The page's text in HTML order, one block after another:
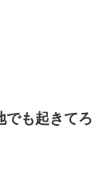
でも起きてろ